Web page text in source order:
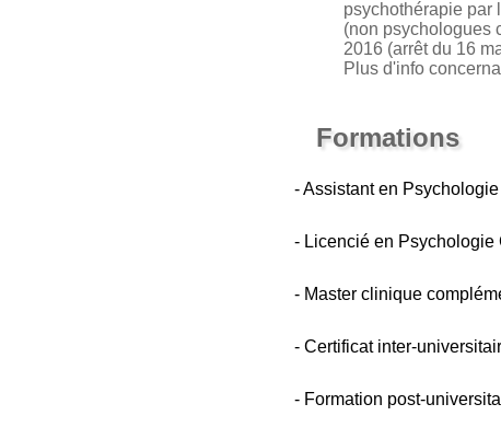
psychothérapie par
(non psychologues
2016 (arrêt du 16
Plus d'info
Formations
- Assistant en
- Licencié en
- Master clinique
- Certificat inter-
- Formation post-